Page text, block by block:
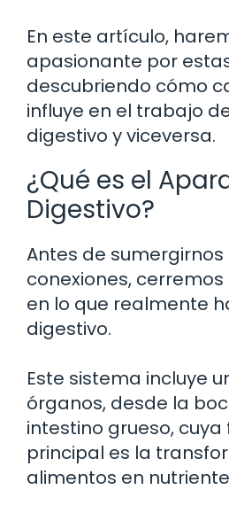
En este artículo,
apasionante por
descubriendo cómo
influye en el trabajo
digestivo y viceversa.
¿Qué es el
Digestivo?
Antes de sumergirnos
conexiones,
en lo que realmente
digestivo.
Este sistema incluye
órganos, desde la
intestino grueso, cuya
principal es la
alimentos en